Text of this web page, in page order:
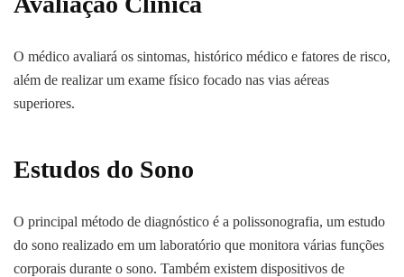
O médico avaliará os sintomas, histórico médico e fatores de risco,
além de realizar um exame físico focado nas vias aéreas
superiores.
Estudos do Sono
O principal método de diagnóstico é a polissonografia, um estudo
do sono realizado em um laboratório que monitora várias funções
corporais durante o sono. Também existem dispositivos de